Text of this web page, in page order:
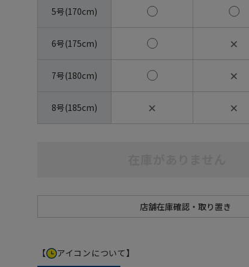
5号(170cm)
6号(175cm) ✕
7号(180cm) ✕
8号(185cm) ✕ ✕
【 アイコンについて】